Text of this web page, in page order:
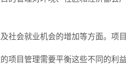
会就业机会的增加等方面。项
项目管理需要平衡这些不同的